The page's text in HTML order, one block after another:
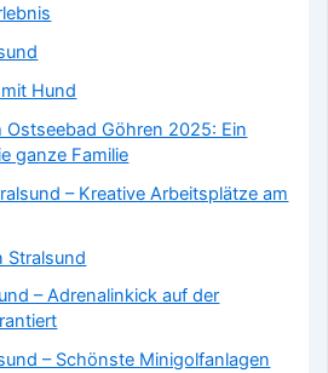
Hund
Ostseebad Göhren 2025: Ein
ganze Familie
– Kreative Arbeitsplätze am
Stralsund
– Adrenalinkick auf der
– Schönste Minigolfanlagen